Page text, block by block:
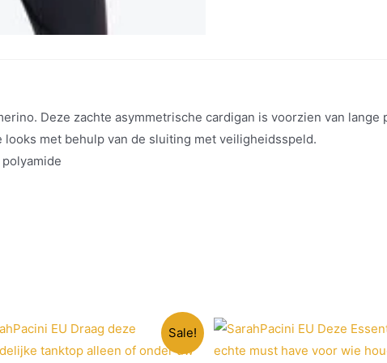
Deze zachte asymmetrische cardigan is voorzien van
met behulp van de sluiting met veiligheidsspeld.
Sale!